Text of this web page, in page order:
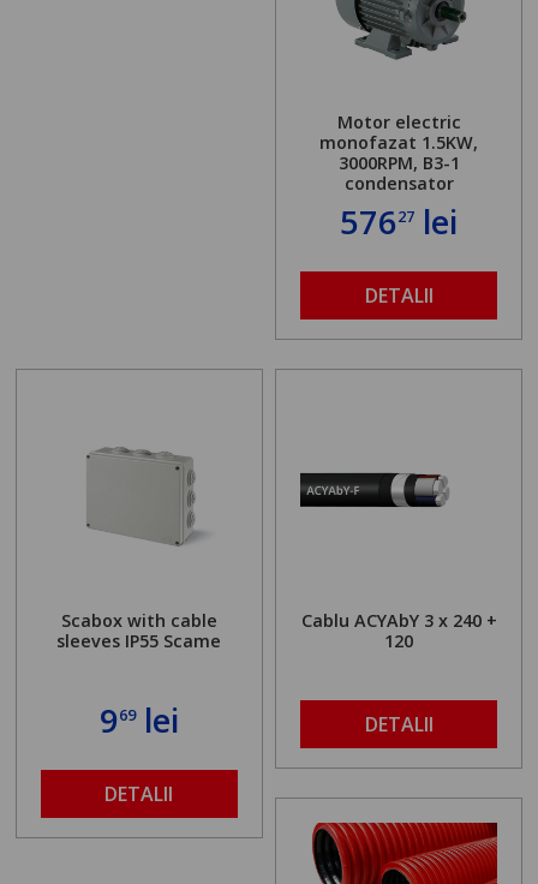
Motor electric
monofazat 1.5KW,
3000RPM, B3-1
condensator
57627 lei
DETALII
Scabox with cable
sleeves IP55 Scame
969lei
DETALII
Cablu ACYAbY 3 x 240 +
120
DETALII